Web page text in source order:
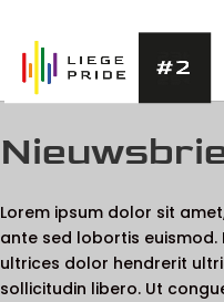
Lorem ipsum dolor sit
ante sed lobortis euismod.
ultrices dolor hendrerit
sollicitudin libero. Ut